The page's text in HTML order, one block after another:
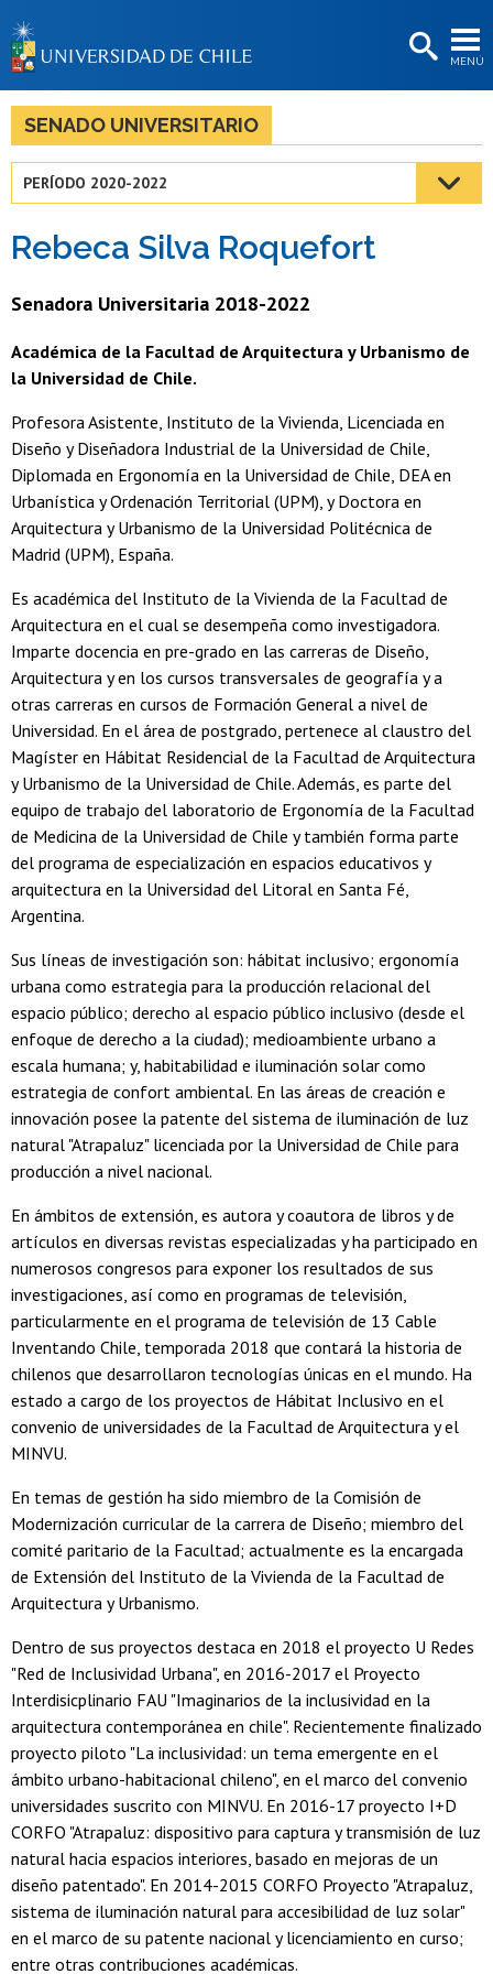
MENÚ
BIBLIOTECAS
LA UNIVERSIDAD
Estudiantes
Académicas/os
Funcionarias/os
SENADO UNIVERSITARIO
PERÍODO 2020-2022
Rebeca Silva Roquefort
Senadora Universitaria 2018-2022
Académica de la Facultad de Arquitectura y Urbanismo de
la Universidad de Chile.
Profesora Asistente, Instituto de la Vivienda, Licenciada en
Diseño y Diseñadora Industrial de la Universidad de Chile,
Diplomada en Ergonomía en la Universidad de Chile, DEA en
Urbanística y Ordenación Territorial (UPM), y Doctora en
Arquitectura y Urbanismo de la Universidad Politécnica de
Madrid (UPM), España.
Es académica del Instituto de la Vivienda de la Facultad de
Arquitectura en el cual se desempeña como investigadora.
Imparte docencia en pre-grado en las carreras de Diseño,
Arquitectura y en los cursos transversales de geografía y a
otras carreras en cursos de Formación General a nivel de
Universidad. En el área de postgrado, pertenece al claustro del
Magíster en Hábitat Residencial de la Facultad de Arquitectura
y Urbanismo de la Universidad de Chile. Además, es parte del
equipo de trabajo del laboratorio de Ergonomía de la Facultad
de Medicina de la Universidad de Chile y también forma parte
del programa de especialización en espacios educativos y
arquitectura en la Universidad del Litoral en Santa Fé,
Argentina.
Sus líneas de investigación son: hábitat inclusivo; ergonomía
urbana como estrategia para la producción relacional del
espacio público; derecho al espacio público inclusivo (desde el
enfoque de derecho a la ciudad); medioambiente urbano a
escala humana; y, habitabilidad e iluminación solar como
estrategia de confort ambiental. En las áreas de creación e
innovación posee la patente del sistema de iluminación de luz
natural "Atrapaluz" licenciada por la Universidad de Chile para
producción a nivel nacional.
En ámbitos de extensión, es autora y coautora de libros y de
artículos en diversas revistas especializadas y ha participado en
numerosos congresos para exponer los resultados de sus
investigaciones, así como en programas de televisión,
particularmente en el programa de televisión de 13 Cable
Inventando Chile, temporada 2018 que contará la historia de
chilenos que desarrollaron tecnologías únicas en el mundo. Ha
estado a cargo de los proyectos de Hábitat Inclusivo en el
convenio de universidades de la Facultad de Arquitectura y el
MINVU.
En temas de gestión ha sido miembro de la Comisión de
Modernización curricular de la carrera de Diseño; miembro del
comité paritario de la Facultad; actualmente es la encargada
de Extensión del Instituto de la Vivienda de la Facultad de
Arquitectura y Urbanismo.
Dentro de sus proyectos destaca en 2018 el proyecto U Redes
"Red de Inclusividad Urbana", en 2016-2017 el Proyecto
Interdisicplinario FAU "Imaginarios de la inclusividad en la
arquitectura contemporánea en chile". Recientemente finalizado
proyecto piloto "La inclusividad: un tema emergente en el
ámbito urbano-habitacional chileno", en el marco del convenio
universidades suscrito con MINVU. En 2016-17 proyecto I+D
CORFO "Atrapaluz: dispositivo para captura y transmisión de luz
natural hacia espacios interiores, basado en mejoras de un
diseño patentado". En 2014-2015 CORFO Proyecto "Atrapaluz,
sistema de iluminación natural para accesibilidad de luz solar"
en el marco de su patente nacional y licenciamiento en curso;
entre otras contribuciones académicas.